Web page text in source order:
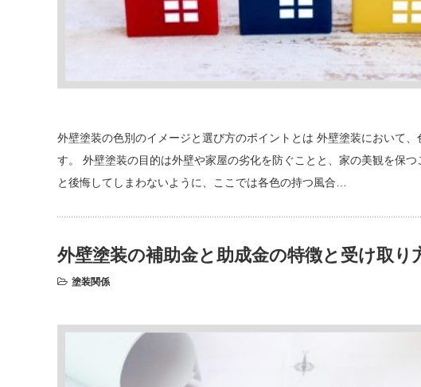
外壁塗装の色別のイメージと選び方のポイントとは 外壁塗装において
す。 外壁塗装の目的は外壁や家屋の劣化を防ぐことと、家の美観を保
と後悔してしまわないように、ここでは各色の持つ風合…
外壁塗装の補助金と助成金の特徴と受け取り
塗装関係